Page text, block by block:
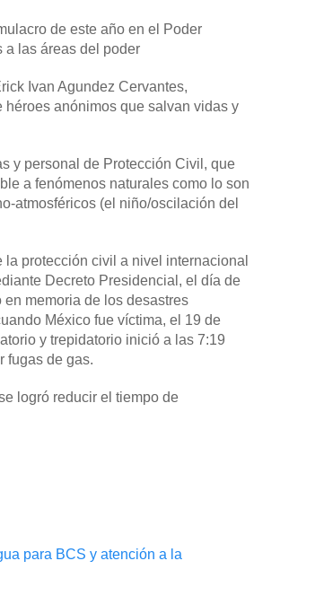
de este año en el Poder
a las áreas del poder
Ivan Agundez Cervantes,
anónimos que salvan vidas y
y personal de Protección Civil, que
a fenómenos naturales como lo son
atmosféricos (el niño/oscilación del
protección civil a nivel internacional
Decreto Presidencial, el día de
memoria de los desastres
México fue víctima, el 19 de
y trepidatorio inició a las 7:19
fugas de gas.
logró reducir el tiempo de
para BCS y atención a la